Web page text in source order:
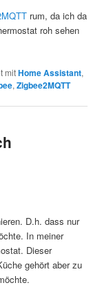
rum, da ich da
roh sehen
mitHome Assistant,
,Zigbee2MQTT
D.h. dass nur
In meiner
Dieser
gehört aber zu